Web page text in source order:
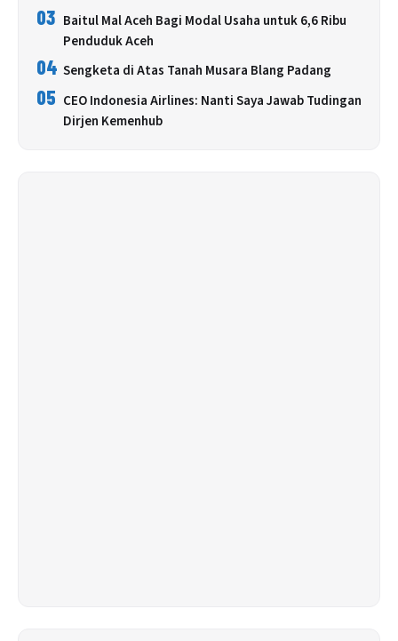
03 Baitul Mal Aceh Bagi Modal Usaha untuk 6,6 Ribu
Penduduk Aceh
04 Sengketa di Atas Tanah Musara Blang Padang
05 CEO Indonesia Airlines: Nanti Saya Jawab Tudingan
Dirjen Kemenhub